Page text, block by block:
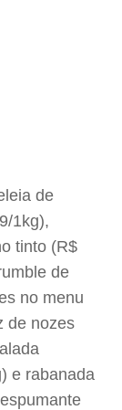
de
1kg),
tinto (R$
de
no menu
de nozes
e rabanada